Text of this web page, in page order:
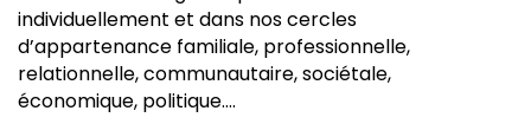
individuellement et dans nos cercles
d’appartenance familiale, professionnelle,
relationnelle, communautaire, sociétale,
économique, politique….